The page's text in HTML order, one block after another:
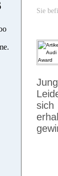
Sie